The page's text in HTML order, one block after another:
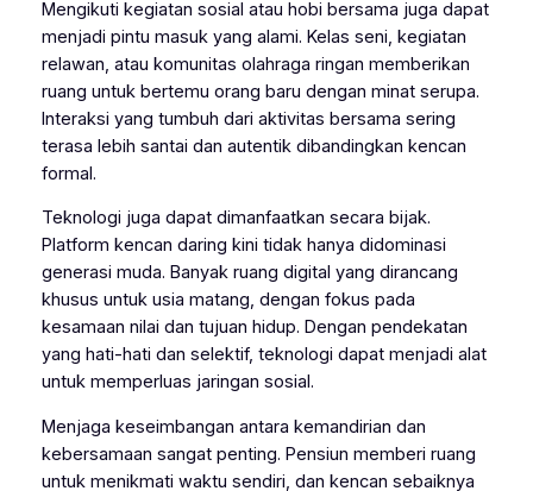
Mengikuti kegiatan sosial atau hobi bersama juga dapat
menjadi pintu masuk yang alami. Kelas seni, kegiatan
relawan, atau komunitas olahraga ringan memberikan
ruang untuk bertemu orang baru dengan minat serupa.
Interaksi yang tumbuh dari aktivitas bersama sering
terasa lebih santai dan autentik dibandingkan kencan
formal.
Teknologi juga dapat dimanfaatkan secara bijak.
Platform kencan daring kini tidak hanya didominasi
generasi muda. Banyak ruang digital yang dirancang
khusus untuk usia matang, dengan fokus pada
kesamaan nilai dan tujuan hidup. Dengan pendekatan
yang hati-hati dan selektif, teknologi dapat menjadi alat
untuk memperluas jaringan sosial.
Menjaga keseimbangan antara kemandirian dan
kebersamaan sangat penting. Pensiun memberi ruang
untuk menikmati waktu sendiri, dan kencan sebaiknya